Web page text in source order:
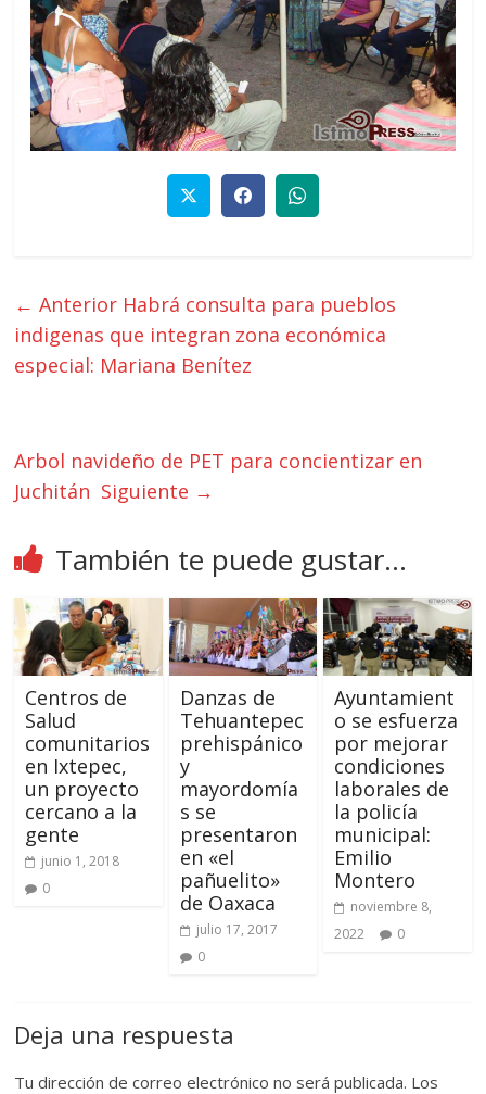
← Anterior Habrá consulta para pueblos
indigenas que integran zona económica
especial: Mariana Benítez
Arbol navideño de PET para concientizar en
Juchitán Siguiente →
También te puede gustar...
Centros de
Salud
comunitarios
en Ixtepec,
un proyecto
cercano a la
gente
junio 1, 2018
0
Danzas de
Tehuantepec
prehispánico
y
mayordomía
s se
presentaron
en «el
pañuelito»
de Oaxaca
julio 17, 2017
0
Ayuntamient
o se esfuerza
por mejorar
condiciones
laborales de
la policía
municipal:
Emilio
Montero
noviembre 8,
2022
0
Deja una respuesta
Tu dirección de correo electrónico no será publicada. Los